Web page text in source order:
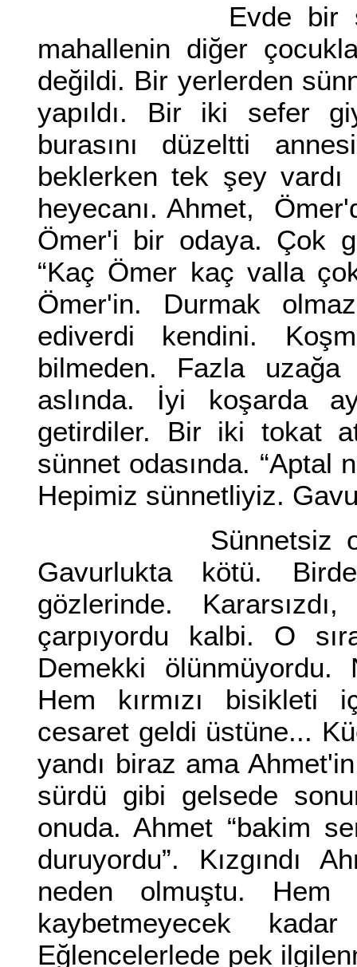
Evde bir sünnet
mahallenin diğer
değildi. Bir yerlerden
yapıldı. Bir iki sefer
burasını düzeltti
beklerken tek şey vardı
heyecanı. Ahmet,
Ömer'i bir odaya. Çok
“Kaç Ömer kaç valla çok
Ömer'in. Durmak
ediverdi kendini.
bilmeden. Fazla
aslında. İyi koşarda
getirdiler. Bir iki tokat
sünnet odasında. “Aptal
Hepimiz sünnetliyiz.
Sünnetsiz olmak
Gavurlukta kötü.
gözlerinde.
çarpıyordu kalbi. O
Demekki
Hem kırmızı bisikleti
cesaret geldi üstüne...
yandı biraz ama
sürdü gibi gelsede
onuda. Ahmet “bakim
duruyordu”. Kızgındı
neden olmuştu. Hem
kaybetmeyecek
Eğlencelerlede pek